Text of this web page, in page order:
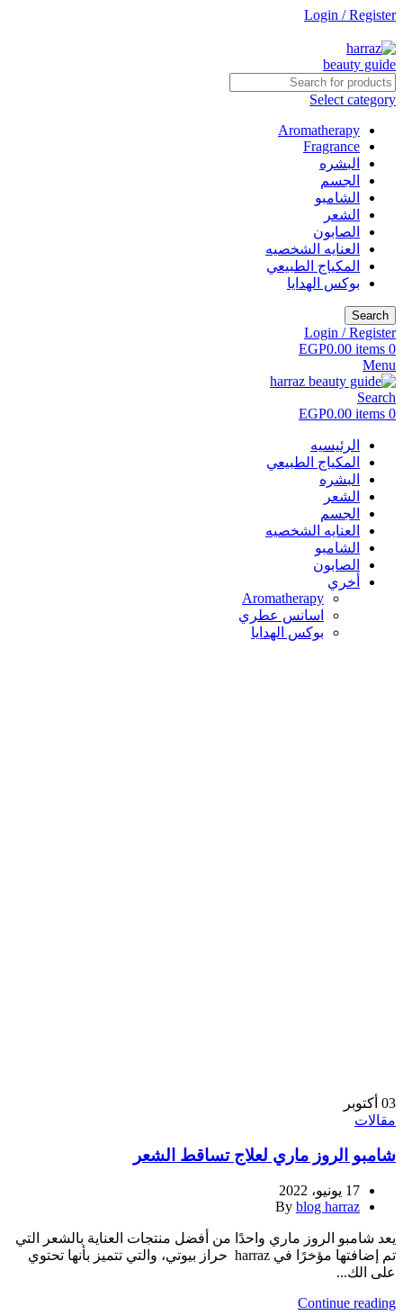
Login / Register
Select category
Aromatherapy
Fragrance
البشره
الجسم
الشامبو
الشعر
الصابون
العنايه الشخصيه
المكياج الطبيعي
بوكس الهدايا
Search
Login / Register
0
items
EGP0.00
Menu
Search
0
items
EGP0.00
الرئيسيه
المكياج الطبيعي
البشره
الشعر
الجسم
العنايه الشخصيه
الشامبو
الصابون
أخري
Aromatherapy
اسانس عطري
بوكس الهدايا
03 أكتوبر
مقالات
شامبو الروز ماري لعلاج تساقط الشعر
17 يونيو، 2022
By blog harraz
يعد شامبو الروز ماري واحدًا من أفضل منتجات العناية بالشعر التي
تم إضافتها مؤخرًا في harraz حراز بيوتي، والتي تتميز بأنها تحتوي
على الك...
Continue reading